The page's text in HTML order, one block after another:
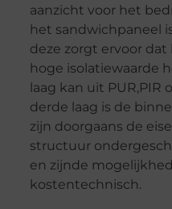
aanzicht voor het
het sandwichpaneel
deze zorgt ervoor
hoge isolatiewaarde
laag kan uit PUR,PIR
derde laag is de
zijn doorgaans de
structuur
en zijnde
kostentechnisch.